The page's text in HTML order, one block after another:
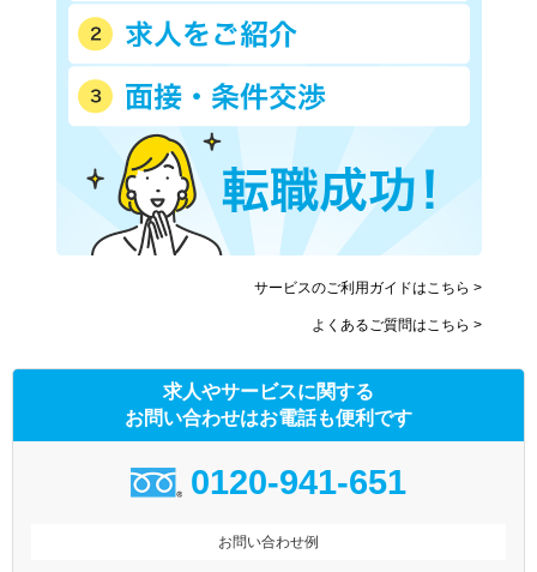
サービスのご利用ガイドはこちら >
よくあるご質問はこちら >
求人やサービスに関する
お問い合わせはお電話も便利です
0120-941-651
お問い合わせ例